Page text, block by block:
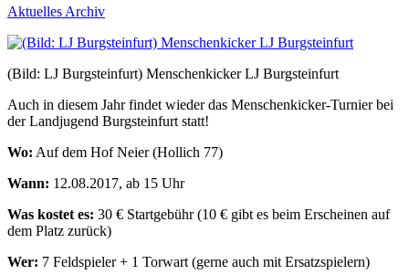
Aktuelles Archiv
(Bild: LJ Burgsteinfurt) Menschenkicker LJ Burgsteinfurt
Auch in diesem Jahr findet wieder das Menschenkicker-Turnier bei
der Landjugend Burgsteinfurt statt!
Wo: Auf dem Hof Neier (Hollich 77)
Wann: 12.08.2017, ab 15 Uhr
Was kostet es: 30 € Startgebühr (10 € gibt es beim Erscheinen auf
dem Platz zurück)
Wer: 7 Feldspieler + 1 Torwart (gerne auch mit Ersatzspielern)